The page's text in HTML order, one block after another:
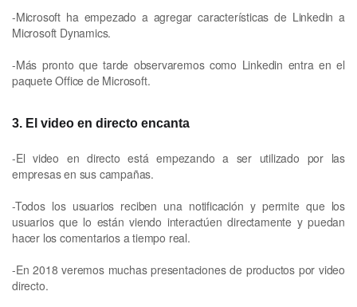
-Microsoft ha empezado a agregar características de Linkedin a
Microsoft Dynamics.
-Más pronto que tarde observaremos como Linkedin entra en el
paquete Office de Microsoft.
3. El video en directo encanta
-El video en directo está empezando a ser utilizado por las
empresas en sus campañas.
-Todos los usuarios reciben una notificación y permite que los
usuarios que lo están viendo interactúen directamente y puedan
hacer los comentarios a tiempo real.
-En 2018 veremos muchas presentaciones de productos por video
directo.